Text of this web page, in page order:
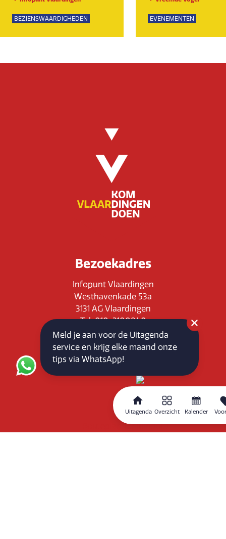
Uitagenda Overzicht Kalender
BEZIENSWAARDIGHEDEN EVENEMENTEN
Bezoekadres
Infopunt Vlaardingen
Westhavenkade 53a
3131 AG Vlaardingen
Tel: 010-3100840
E-mail: info@vlaardingenpartners.nl
KvK: 71555544
BTW : NL858760939B01
Routeplanner
Meld je aan voor de Uitagenda
service en krijg elke maand onze
tips via WhatsApp!